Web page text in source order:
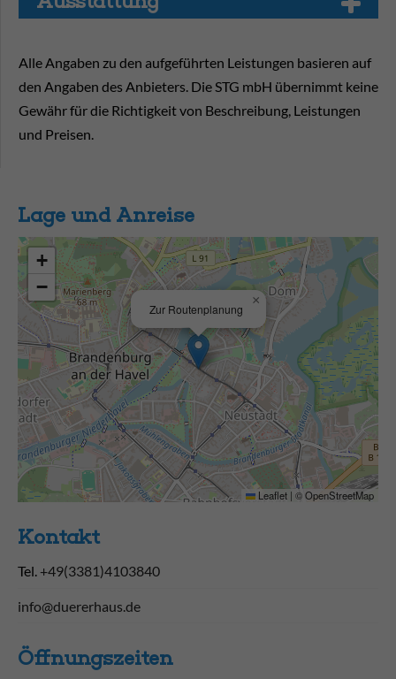
Alle Angaben zu den aufgeführten Leistungen basieren auf
den Angaben des Anbieters. Die STG mbH übernimmt keine
Gewähr für die Richtigkeit von Beschreibung, Leistungen
und Preisen.
Lage und Anreise
Zur Routenplanung
×
+
−
Leaflet | ©OpenStreetMap
Kontakt
Tel. +49(3381)4103840
info@duererhaus.de
Öffnungs­zeiten